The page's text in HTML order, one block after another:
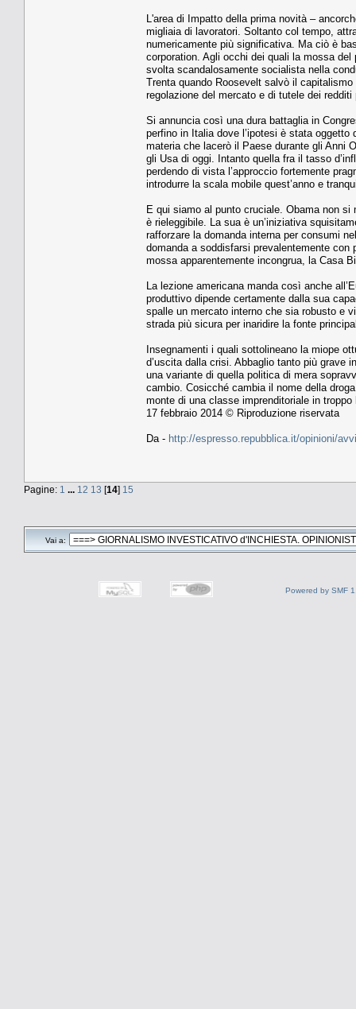
L'area di Impatto della prima novità –
migliaia di lavoratori. Soltanto col tempo,
numericamente più significativa. Ma ciò è
corporation. Agli occhi dei quali la mossa
svolta scandalosamente socialista nella
Trenta quando Roosevelt salvò il
regolazione del mercato e di tutele dei redditi
Si annuncia così una dura battaglia in
perfino in Italia dove l’ipotesi è stata
materia che lacerò il Paese durante gli Anni
gli Usa di oggi. Intanto quella fra il tasso
perdendo di vista l’approccio fortemente
introdurre la scala mobile quest’anno e
E qui siamo al punto cruciale. Obama non
è rieleggibile. La sua è un’iniziativa
rafforzare la domanda interna per consumi
domanda a soddisfarsi prevalentemente con
mossa apparentemente incongrua, la Casa
La lezione americana manda così anche
produttivo dipende certamente dalla sua
spalle un mercato interno che sia robusto e
strada più sicura per inaridire la fonte
Insegnamenti i quali sottolineano la miope
d’uscita dalla crisi. Abbaglio tanto più grave
una variante di quella politica di mera
cambio. Cosicché cambia il nome della
monte di una classe imprenditoriale in
17 febbraio 2014 © Riproduzione riservata
Da - http://espresso.repubblica.it/opinioni/
Pagine: 1 ... 12 13 [14] 15
Vai a:
Powered by SMF